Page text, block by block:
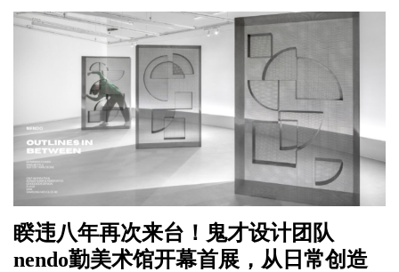
睽违八年再次来台！鬼才设计团队
nendo勤美术馆开幕首展，从日常创造